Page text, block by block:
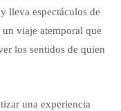
lleva espectáculos de
viaje atemporal que
los sentidos de quien
una experiencia